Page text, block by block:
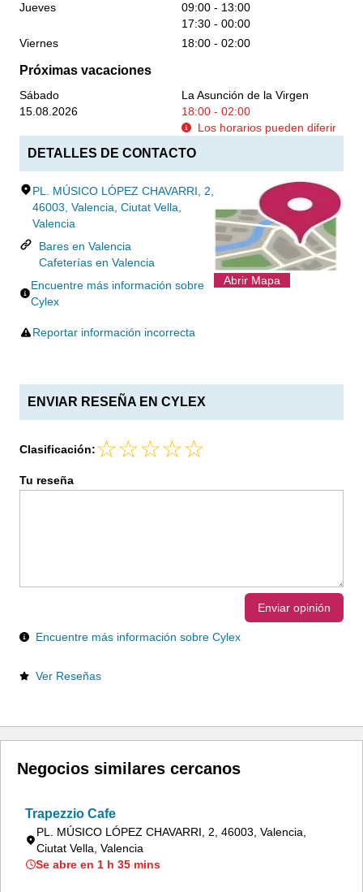
Jueves
09:00 - 13:00
17:30 - 00:00
Viernes
18:00 - 02:00
Próximas vacaciones
Sábado
La Asunción de la Virgen
15.08.2026
18:00 - 02:00
Los horarios pueden diferir
DETALLES DE CONTACTO
PL. MÚSICO LÓPEZ CHAVARRI, 2,
46003, Valencia, Ciutat Vella,
Valencia
Bares en Valencia
Cafeterías en Valencia
Encuentre más información sobre
Cylex
Reportar información incorrecta
Abrir Mapa
ENVIAR RESEÑA EN CYLEX
Clasificación:
Tu reseña
Enviar opinión
Encuentre más información sobre Cylex
Ver Reseñas
Negocios similares cercanos
Trapezzio Cafe
PL. MÚSICO LÓPEZ CHAVARRI, 2, 46003, Valencia,
Ciutat Vella, Valencia
Se abre en 1 h 35 mins